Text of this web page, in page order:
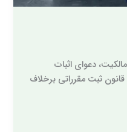
دعوای اثبات
ثبت مقرراتی برخلاف